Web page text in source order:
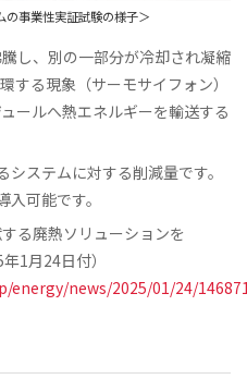
の事業性実証試験の様子＞
し、別の一部分が冷却され凝縮
する現象（サーモサイフォン）
ールへ熱エネルギーを輸送する
ステムに対する削減量です。
可能です。
る廃熱ソリューションを
1月24日付）
energy/news/2025/01/24/